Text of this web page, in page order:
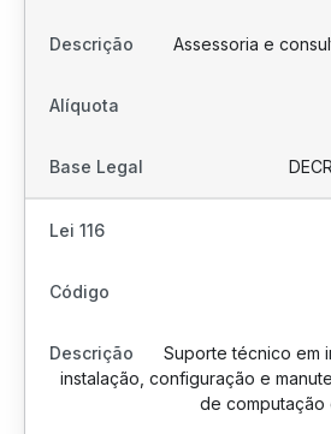
Assessoria e
Suporte técnico em
instalação, configuração e
de computação